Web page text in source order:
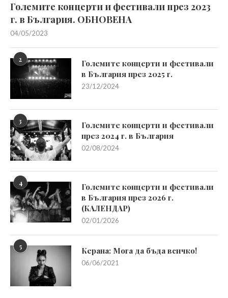
Големите концерти и фестивали през 2023
г. в България. ОБНОВЕНА
04/05/2023
2
Големите концерти и фестивали
в България през 2025 г.
23/12/2024
3
Големите концерти и фестивали
през 2024 г. в България
02/08/2024
4
Големите концерти и фестивали
в България през 2026 г.
(КАЛЕНДАР)
02/01/2026
5 Керана: Мога да бъда всичко!
06/06/2021